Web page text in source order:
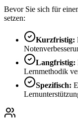
Bevor Sie sich für
setzen:
Kurzfristig:
Langfristig:
Lernmethodik
Spezifisch: